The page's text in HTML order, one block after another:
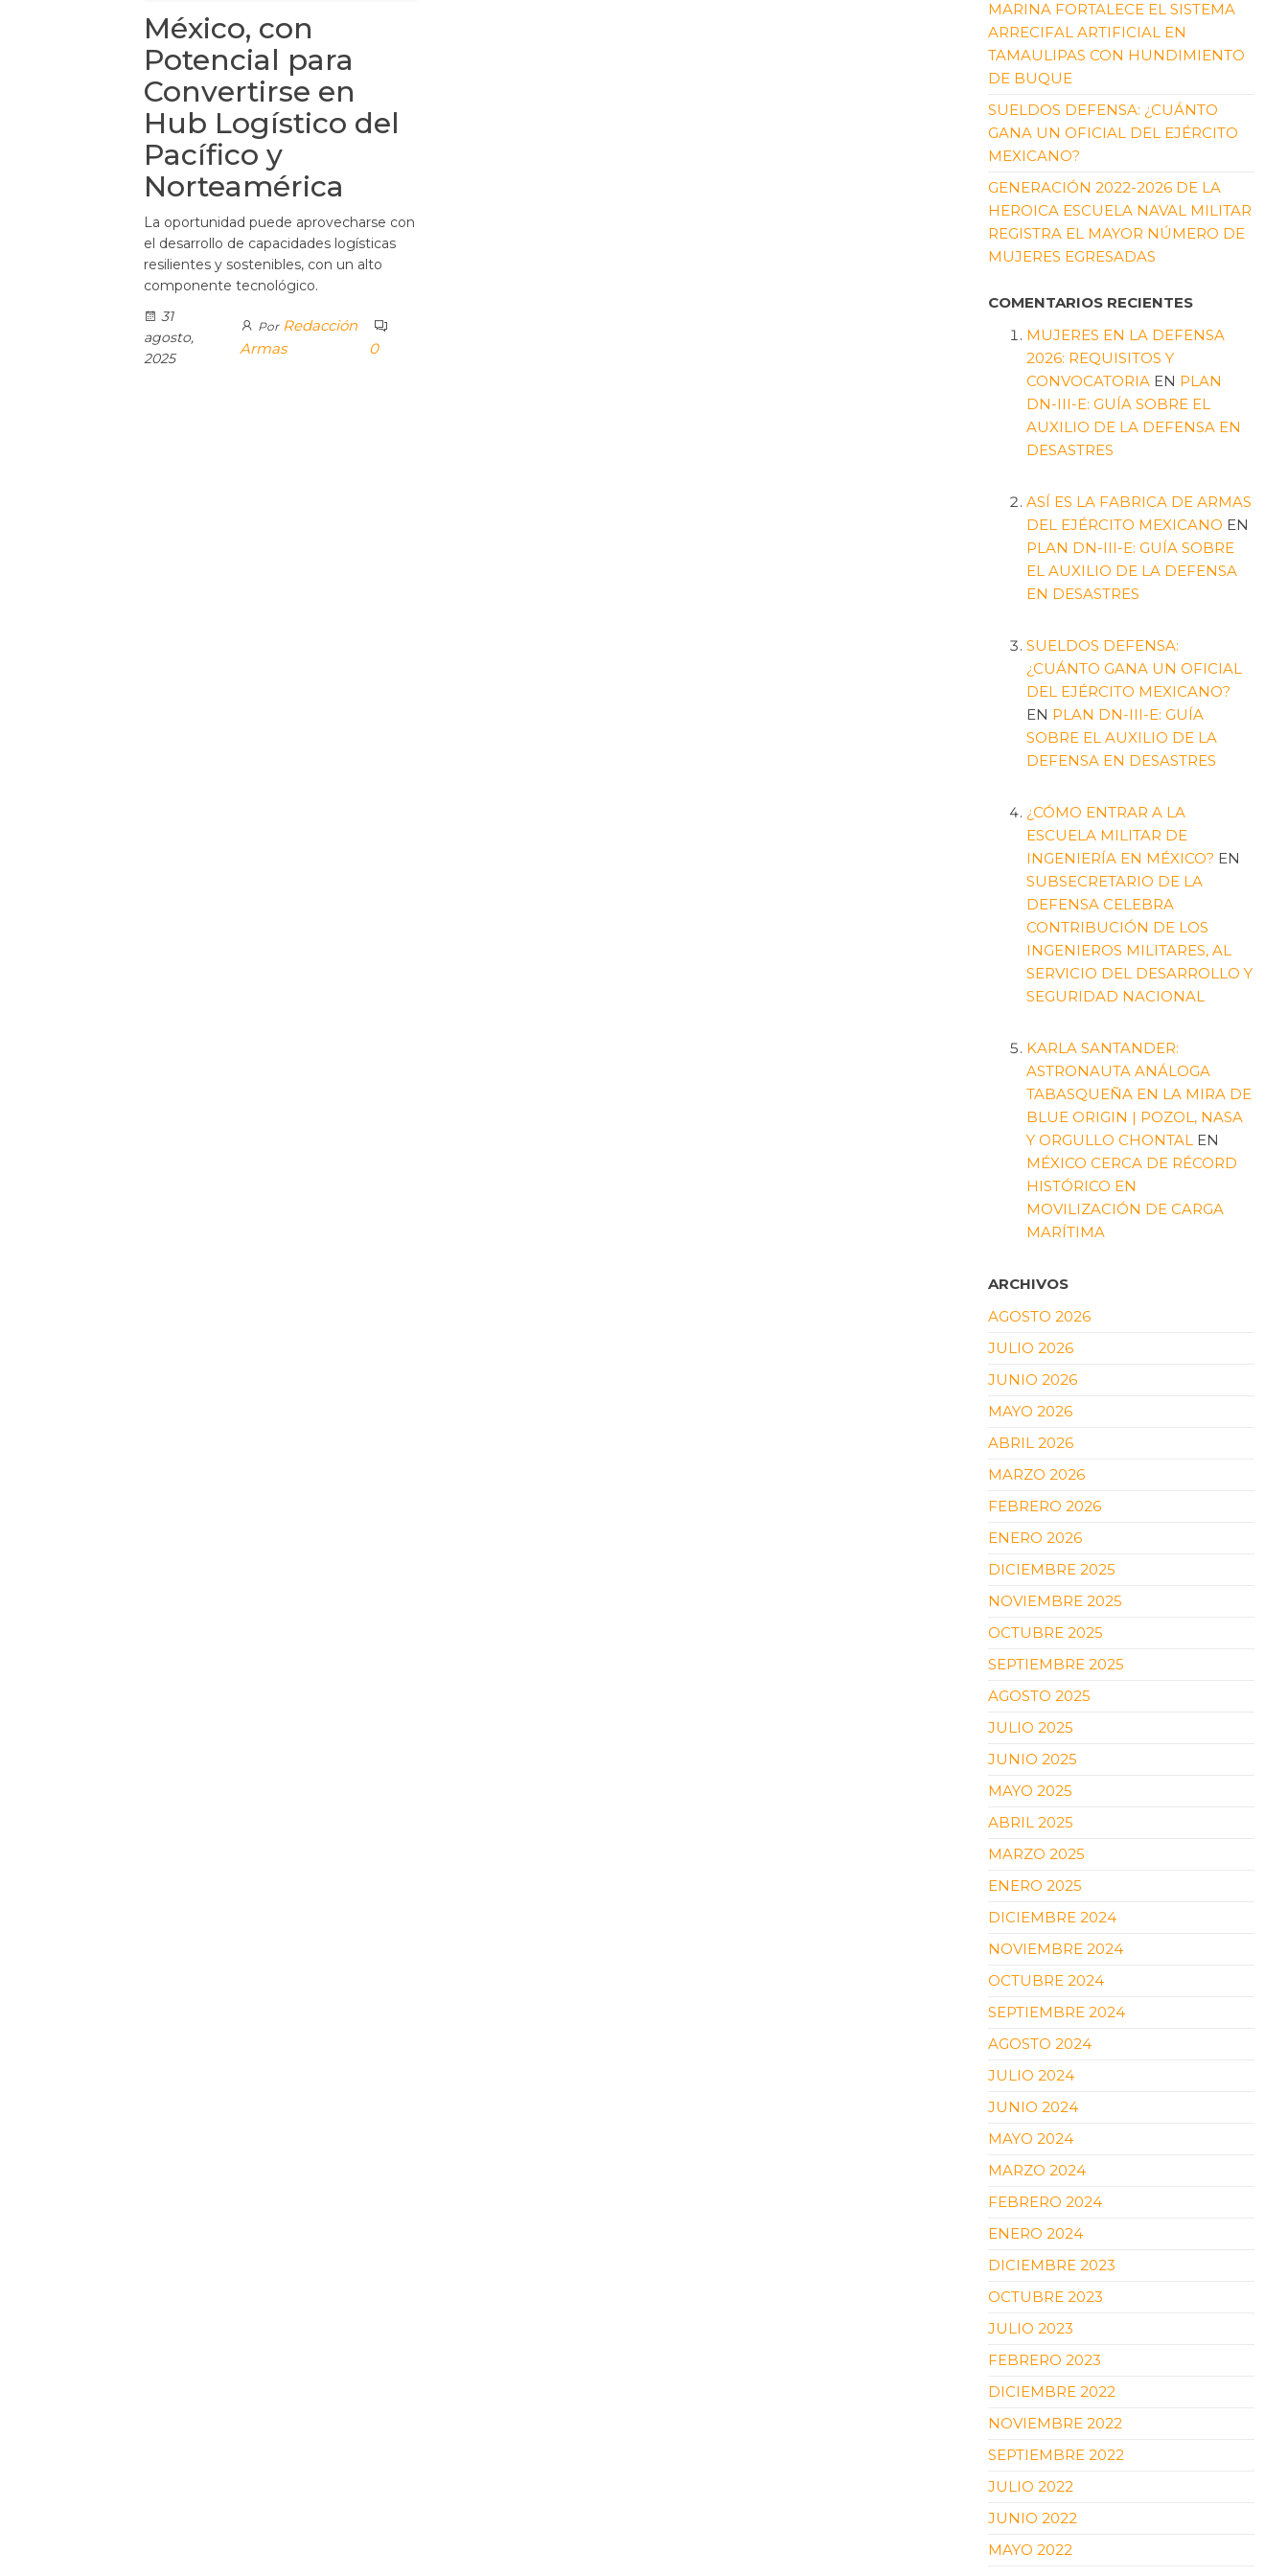
México, con
Potencial para
Convertirse en
Hub Logístico del
Pacífico y
Norteamérica
La oportunidad puede aprovecharse con
el desarrollo de capacidades logísticas
resilientes y sostenibles, con un alto
componente tecnológico.
31
agosto,
2025
Por Redacción
Armas
0
MARINA FORTALECE EL SISTEMA
ARRECIFAL ARTIFICIAL EN
TAMAULIPAS CON HUNDIMIENTO
DE BUQUE
SUELDOS DEFENSA: ¿CUÁNTO
GANA UN OFICIAL DEL EJÉRCITO
MEXICANO?
GENERACIÓN 2022-2026 DE LA
HEROICA ESCUELA NAVAL MILITAR
REGISTRA EL MAYOR NÚMERO DE
MUJERES EGRESADAS
COMENTARIOS RECIENTES
MUJERES EN LA DEFENSA
2026: REQUISITOS Y
CONVOCATORIA EN PLAN
DN-III-E: GUÍA SOBRE EL
AUXILIO DE LA DEFENSA EN
DESASTRES
ASÍ ES LA FABRICA DE ARMAS
DEL EJÉRCITO MEXICANO EN
PLAN DN-III-E: GUÍA SOBRE
EL AUXILIO DE LA DEFENSA
EN DESASTRES
SUELDOS DEFENSA:
¿CUÁNTO GANA UN OFICIAL
DEL EJÉRCITO MEXICANO?
EN PLAN DN-III-E: GUÍA
SOBRE EL AUXILIO DE LA
DEFENSA EN DESASTRES
¿CÓMO ENTRAR A LA
ESCUELA MILITAR DE
INGENIERÍA EN MÉXICO? EN
SUBSECRETARIO DE LA
DEFENSA CELEBRA
CONTRIBUCIÓN DE LOS
INGENIEROS MILITARES, AL
SERVICIO DEL DESARROLLO Y
SEGURIDAD NACIONAL
KARLA SANTANDER:
ASTRONAUTA ANÁLOGA
TABASQUEÑA EN LA MIRA DE
BLUE ORIGIN | POZOL, NASA
Y ORGULLO CHONTAL EN
MÉXICO CERCA DE RÉCORD
HISTÓRICO EN
MOVILIZACIÓN DE CARGA
MARÍTIMA
ARCHIVOS
AGOSTO 2026
JULIO 2026
JUNIO 2026
MAYO 2026
ABRIL 2026
MARZO 2026
FEBRERO 2026
ENERO 2026
DICIEMBRE 2025
NOVIEMBRE 2025
OCTUBRE 2025
SEPTIEMBRE 2025
AGOSTO 2025
JULIO 2025
JUNIO 2025
MAYO 2025
ABRIL 2025
MARZO 2025
ENERO 2025
DICIEMBRE 2024
NOVIEMBRE 2024
OCTUBRE 2024
SEPTIEMBRE 2024
AGOSTO 2024
JULIO 2024
JUNIO 2024
MAYO 2024
MARZO 2024
FEBRERO 2024
ENERO 2024
DICIEMBRE 2023
OCTUBRE 2023
JULIO 2023
FEBRERO 2023
DICIEMBRE 2022
NOVIEMBRE 2022
SEPTIEMBRE 2022
JULIO 2022
JUNIO 2022
MAYO 2022